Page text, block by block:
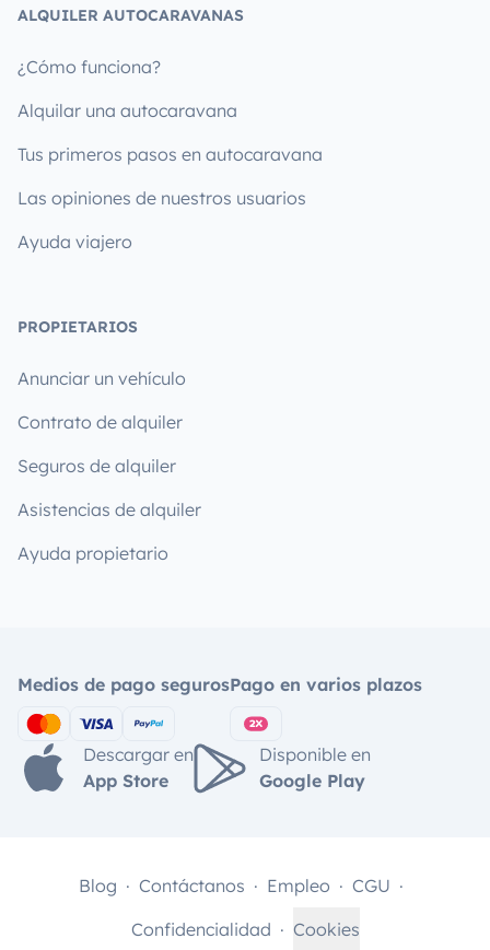
ALQUILER AUTOCARAVANAS
¿Cómo funciona?
Alquilar una autocaravana
Tus primeros pasos en autocaravana
Las opiniones de nuestros usuarios
Ayuda viajero
PROPIETARIOS
Anunciar un vehículo
Contrato de alquiler
Seguros de alquiler
Asistencias de alquiler
Ayuda propietario
Medios de pago segurosPago en varios plazos
Descargar en
App Store
Disponible en
Google Play
Blog Contáctanos Empleo
CGU
Confidencialidad
Cookies